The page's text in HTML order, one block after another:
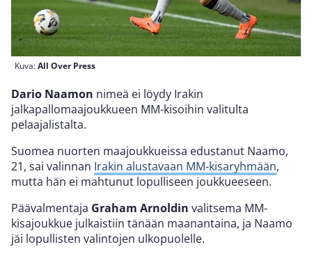
Kuva:All Over Press
Dario Naamon nimeä ei löydy Irakin
jalkapallomaajoukkueen MM-kisoihin valitulta
pelaajalistalta.
Suomea nuorten maajoukkueissa edustanut Naamo,
21, sai valinnan Irakin alustavaan MM-kisaryhmään,
mutta hän ei mahtunut lopulliseen joukkueeseen.
Päävalmentaja Graham Arnoldin valitsema MM-
kisajoukkue julkaistiin tänään maanantaina, ja Naamo
jäi lopullisten valintojen ulkopuolelle.